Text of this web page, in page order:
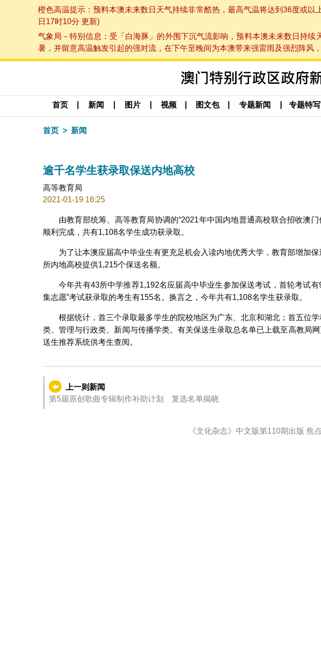
橙色高温提示：预料本澳未来数日天气持续非常酷热，最高气温将达到36度或
日17时10分 更新)
气象局－特别信息：受「白海豚」的外围下沉气流影响，预料本澳未来数日持
暑，并留意高温触发引起的强对流，在下午至晚间为本澳带来强雷雨及强烈阵
首页 新闻 图片 视频 图文包 专题新闻 专题特写
首页 新闻
逾千名学生获录取保送内地高校
高等教育局
2021-01-19 16:25
由教育部统筹、高等教育局协调的“2021年中国内地普通高校联合招收澳门
顺利完成，共有1,108名学生成功获录取。
为了让本澳应届高中毕业生有更充足机会入读内地优秀大学，教育部增加
所内地高校提供1,215个保送名额。
今年共有43所中学推荐1,192名应届高中毕业生参加保送考试，首轮考试
集志愿”考试获录取的考生有155名。换言之，今年共有1,108名学生获录取。
根据统计，首三个录取最多学生的院校地区为广东、北京和湖北；首五位
类、管理与行政类、新闻与传播学类。有关保送生录取总名单已上载至高教局网
送生推荐系统供考生查阅。
上一则新闻
第5届原创歌曲专辑制作补助计划 复选名单揭晓
《文化杂志》中文版第110期出版 焦